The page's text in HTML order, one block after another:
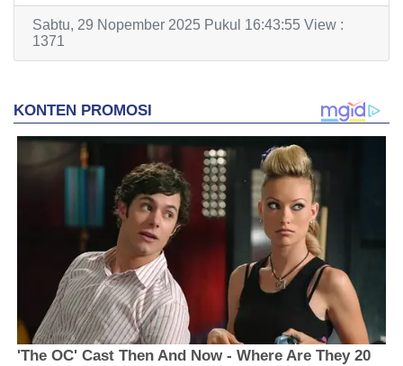
Sabtu, 29 Nopember 2025 Pukul 16:43:55 View :
1371